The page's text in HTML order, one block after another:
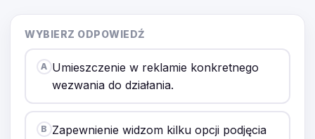
WYBIERZ ODPOWIEDŹ
A Umieszczenie w reklamie konkretnego
wezwania do działania.
B Zapewnienie widzom kilku opcji podjęcia